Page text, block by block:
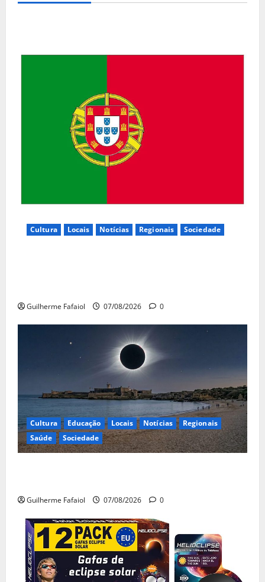
Cultura Locais Notícias Regionais Sociedade
Guilherme Fafaiol 07/08/2026 0
Cultura Educação Locais Notícias
Regionais
Saúde
Sociedade
Guilherme Fafaiol 07/08/2026 0